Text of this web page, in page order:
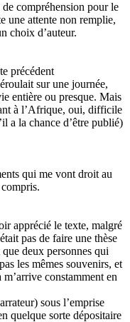
compréhension pour le
une attente non remplie,
choix d’auteur.
précédent
sur une journée,
entière ou presque. Mais
à l’Afrique, oui, difficile
a la chance d’être publié)
qui me vont droit au
apprécié le texte, malgré
pas de faire une thèse
deux personnes qui
les mêmes souvenirs, et
constamment en
sous l’emprise
quelque sorte dépositaire